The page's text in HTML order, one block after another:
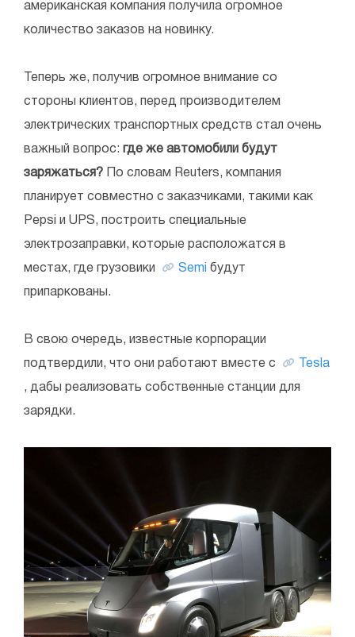
американская компания получила огромное
количество заказов на новинку.
Теперь же, получив огромное внимание со
стороны клиентов, перед производителем
электрических транспортных средств стал очень
важный вопрос: где же автомобили будут
заряжаться? По словам Reuters, компания
планирует совместно с заказчиками, такими как
Pepsi и UPS, построить специальные
электрозаправки, которые расположатся в
местах, где грузовики Semi будут
припаркованы.
В свою очередь, известные корпорации
подтвердили, что они работают вместе с Tesla
, дабы реализовать собственные станции для
зарядки.